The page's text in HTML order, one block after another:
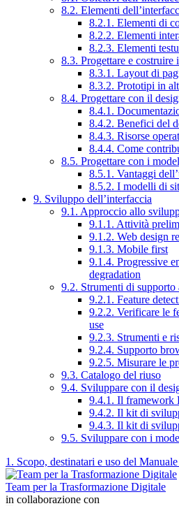
8.2. Elementi
8.2.1. Elementi di
8.2.2. Elementi
8.2.3. Elementi
8.3. Progettare e costruire
8.3.1. Layout di
8.3.2. Prototipi in
8.4. Progettare con il
8.4.1.
8.4.2. Benefici del
8.4.3. Risorse
8.4.4. Come
8.5. Progettare con i
8.5.1. Vantaggi
8.5.2. I modelli di
9. Sviluppo dell’interfaccia
9.1. Approccio allo
9.1.1. Attività
9.1.2. Web design
9.1.3. Mobile first
9.1.4. Progressive
degradation
9.2. Strumenti di
9.2.1. Feature
9.2.2. Verificare le
use
9.2.3. Strumenti e
9.2.4. Supporto
9.2.5. Misurare le
9.3. Catalogo del riuso
9.4. Sviluppare con il
9.4.1. Il framework
9.4.2. Il kit di
9.4.3. Il kit di
9.5. Sviluppare con i
1. Scopo, destinatari e uso del
Team per la Trasformazione Digitale
in collaborazione con